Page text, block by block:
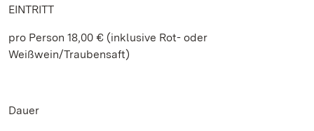
EINTRITT
pro Person 18,00 € (inklusive Rot- oder
Weißwein/Traubensaft)
Dauer